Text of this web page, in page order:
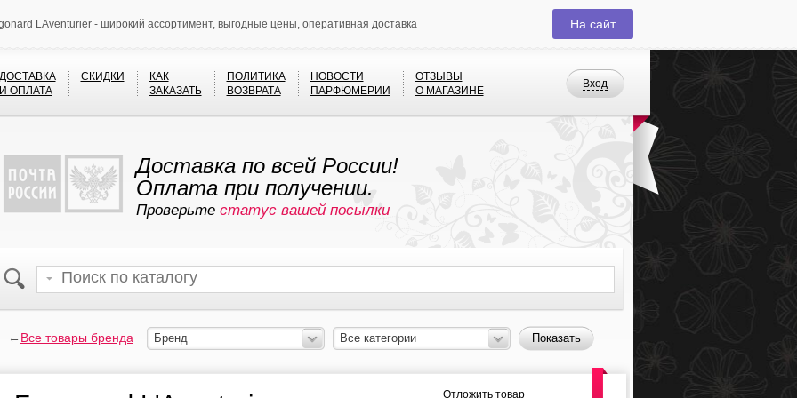
LAventurier - широкий ассортимент, выгодные цены, оперативная доставка На сайт
Вход
ОПЛАТА
СКИДКИ
КАК
ЗАКАЗАТЬ
ПОЛИТИКА
ВОЗВРАТА
НОВОСТИ
ПАРФЮМЕРИИ
ОТЗЫВЫ
О МАГАЗИНЕ
Доставка по всей России!
Оплата при получении.
Проверьте статус вашей посылки
←Все товары бренда Бренд Все категории Показать
Отложить товар